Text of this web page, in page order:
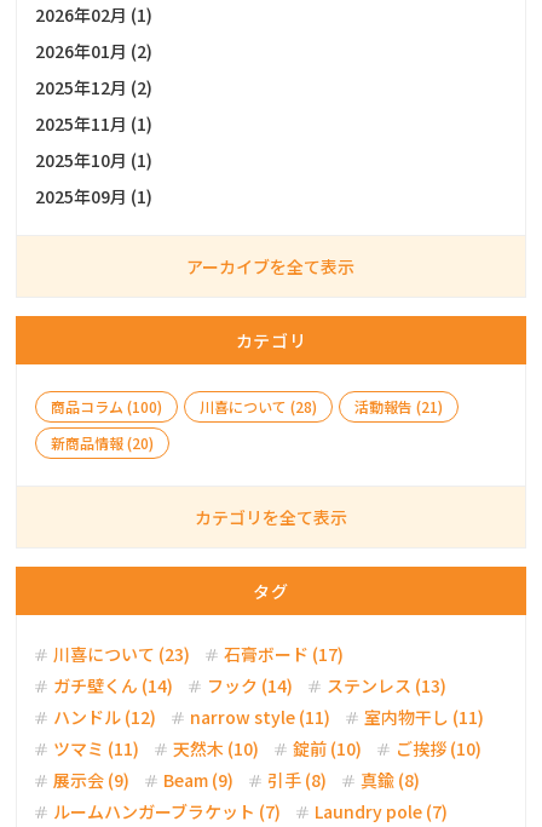
2026年02月 (1)
2026年01月 (2)
2025年12月 (2)
2025年11月 (1)
2025年10月 (1)
2025年09月 (1)
アーカイブを全て表示
カテゴリ
商品コラム (100) 川喜について (28)
活動報告 (21)
新商品情報 (20)
カテゴリを全て表示
タグ
川喜について (23)
石膏ボード (17)
ガチ壁くん (14)
フック (14)
ステンレス (13)
ハンドル (12)
narrow style (11)
室内物干し (11)
ツマミ (11)
天然木 (10) 錠前 (10)
ご挨拶 (10)
展示会 (9)
Beam (9) 引手 (8)
真鍮 (8)
ルームハンガーブラケット (7)
Laundry pole (7)